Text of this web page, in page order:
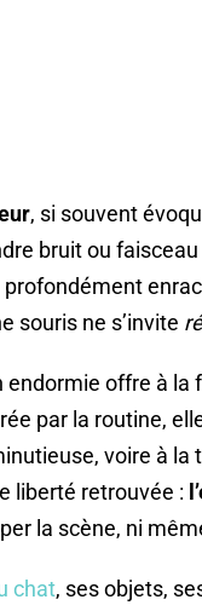
, si souvent
bruit ou
profondément
souris ne s’invite
offre à la
par la routine,
voire à
liberté retrouvée :
la scène, ni
chat, ses objets,